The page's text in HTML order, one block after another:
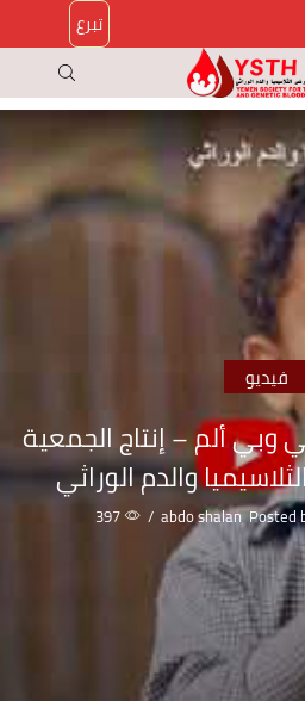
تبرع
فيديو
وبي ألم – إنتاج الجمعية
والدم الوراثي
Posted
abdo shalan
/
397